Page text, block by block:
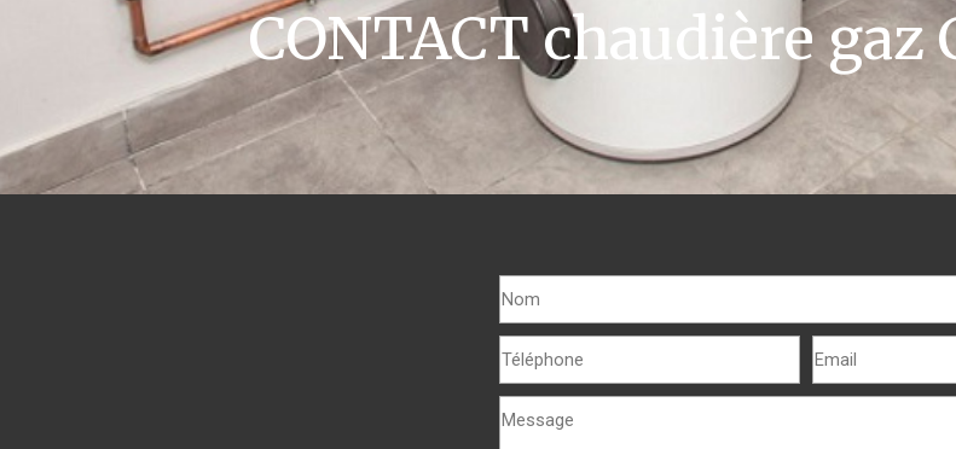
CONTACT chaudière gaz